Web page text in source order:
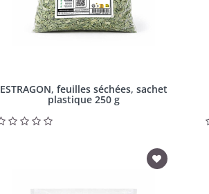
ESTRAGON, feuilles séchées, sachet
plastique 250 g